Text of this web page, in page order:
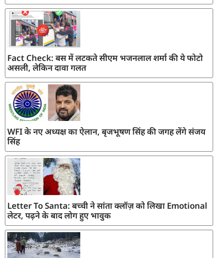
Fact Check: बस में लटकते सीएम भजनलाल शर्मा की ये फोटो
असली, लेकिन दावा गलत
WFI के नए अध्यक्ष का ऐलान, बृजभूषण सिंह की जगह लेंगे संजय
सिंह
Letter To Santa: बच्ची ने सांता क्लॉज़ को लिखा Emotional
लेटर, पढ़ने के बाद लोग हुए भावुक